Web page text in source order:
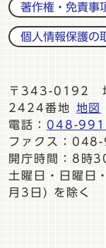
著作権・免責事
個人情報保護の
〒343-0192 埼
2424番地
地図
電話： 048-
ファクス：
開庁時間：8時
土曜日・日曜日
月3日) を除く